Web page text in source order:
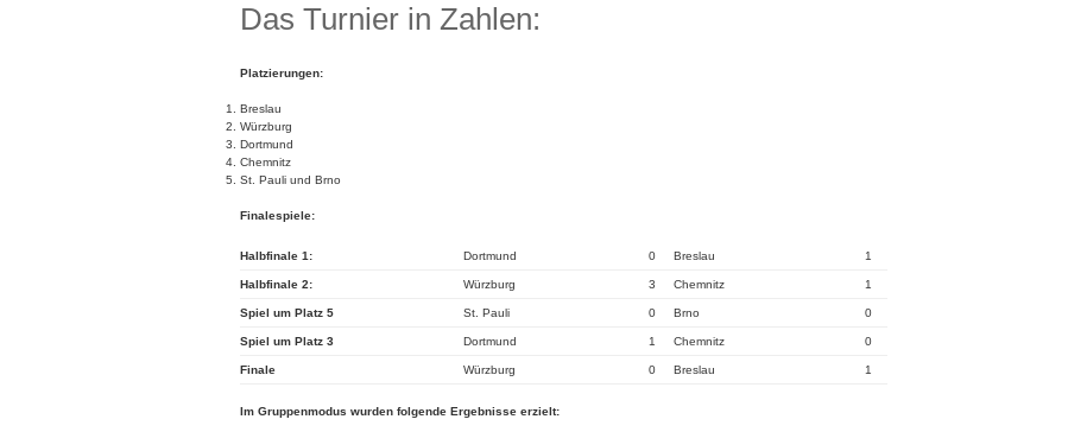
Das Turnier in Zahlen:
Platzierungen:
Breslau
Würzburg
Dortmund
Chemnitz
St. Pauli und Brno
Finalespiele:
Halbfinale 1: Dortmund 0 Breslau 1
Halbfinale 2: Würzburg 3 Chemnitz 1
Spiel um Platz 5 St. Pauli 0 Brno 0
Spiel um Platz 3 Dortmund 1 Chemnitz 0
Finale Würzburg 0 Breslau 1
Im Gruppenmodus wurden folgende Ergebnisse erzielt: